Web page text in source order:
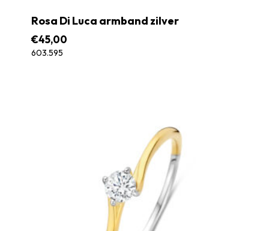
Rosa Di Luca armband zilver
€45,00
603.595